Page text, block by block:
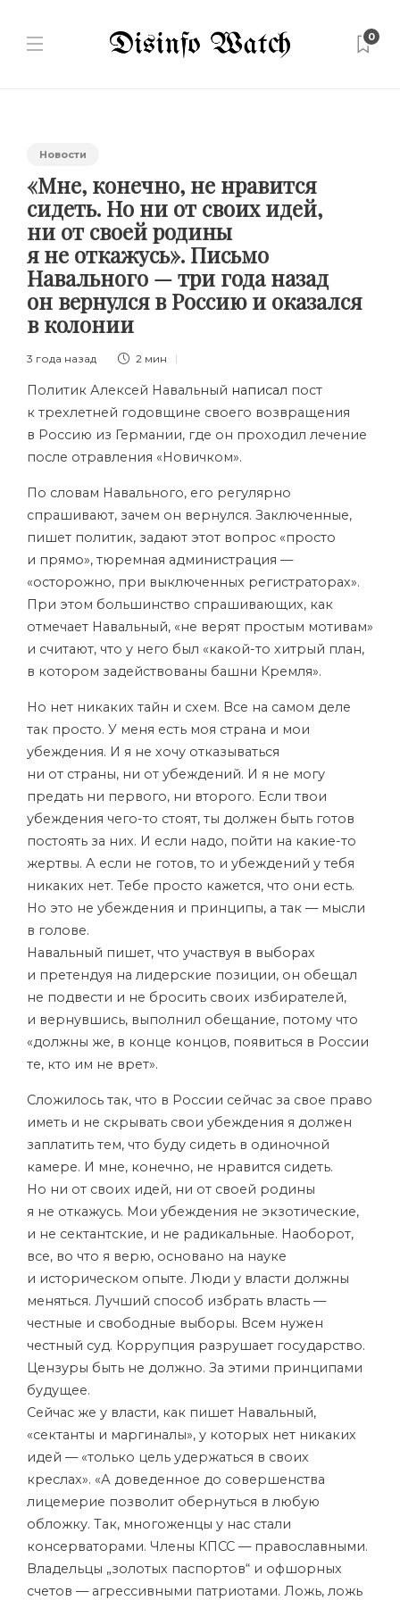
0
Новости
«Мне, конечно, не нравится
сидеть. Но ни от своих идей,
ни от своей родины
я не откажусь». Письмо
Навального — три года назад
он вернулся в Россию и оказался
в колонии
3 года назад 2 мин
Политик Алексей Навальный написал пост
к трехлетней годовщине своего возвращения
в Россию из Германии, где он проходил лечение
после отравления «Новичком».
По словам Навального, его регулярно
спрашивают, зачем он вернулся. Заключенные,
пишет политик, задают этот вопрос «просто
и прямо», тюремная администрация —
«осторожно, при выключенных регистраторах».
При этом большинство спрашивающих, как
отмечает Навальный, «не верят простым мотивам»
и считают, что у него был «какой-то хитрый план,
в котором задействованы башни Кремля».
Но нет никаких тайн и схем. Все на самом деле
так просто. У меня есть моя страна и мои
убеждения. И я не хочу отказываться
ни от страны, ни от убеждений. И я не могу
предать ни первого, ни второго. Если твои
убеждения чего-то стоят, ты должен быть готов
постоять за них. И если надо, пойти на какие-то
жертвы. А если не готов, то и убеждений у тебя
никаких нет. Тебе просто кажется, что они есть.
Но это не убеждения и принципы, а так — мысли
в голове.
Навальный пишет, что участвуя в выборах
и претендуя на лидерские позиции, он обещал
не подвести и не бросить своих избирателей,
и вернувшись, выполнил обещание, потому что
«должны же, в конце концов, появиться в России
те, кто им не врет».
Сложилось так, что в России сейчас за свое право
иметь и не скрывать свои убеждения я должен
заплатить тем, что буду сидеть в одиночной
камере. И мне, конечно, не нравится сидеть.
Но ни от своих идей, ни от своей родины
я не откажусь. Мои убеждения не экзотические,
и не сектантские, и не радикальные. Наоборот,
все, во что я верю, основано на науке
и историческом опыте. Люди у власти должны
меняться. Лучший способ избрать власть —
честные и свободные выборы. Всем нужен
честный суд. Коррупция разрушает государство.
Цензуры быть не должно. За этими принципами
будущее.
Сейчас же у власти, как пишет Навальный,
«сектанты и маргиналы», у которых нет никаких
идей — «только цель удержаться в своих
креслах». «А доведенное до совершенства
лицемерие позволит обернуться в любую
обложку. Так, многоженцы у нас стали
консерваторами. Члены КПСС — православными.
Владельцы „золотых паспортов“ и офшорных
счетов — агрессивными патриотами. Ложь, ложь